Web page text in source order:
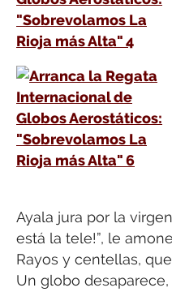
Ayala jura por la
está la tele!”, le
Rayos y centellas,
Un globo